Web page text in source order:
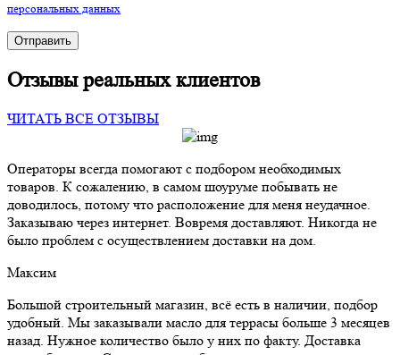
персональных данных
Отправить
Отзывы реальных клиентов
ЧИТАТЬ ВСЕ ОТЗЫВЫ
Операторы всегда помогают с подбором необходимых
товаров. К сожалению, в самом шоуруме побывать не
доводилось, потому что расположение для меня неудачное.
Заказываю через интернет. Вовремя доставляют. Никогда не
было проблем с осуществлением доставки на дом.
Максим
Большой строительный магазин, всё есть в наличии, подбор
удобный. Мы заказывали масло для террасы больше 3 месяцев
назад. Нужное количество было у них по факту. Доставка